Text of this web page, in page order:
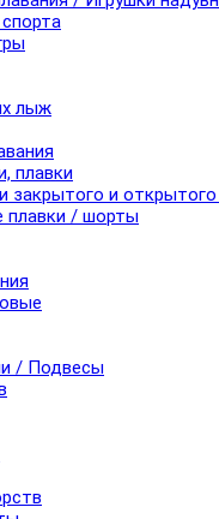
лыж
плавки
закрытого и
плавки / шорты
/ Подвесы